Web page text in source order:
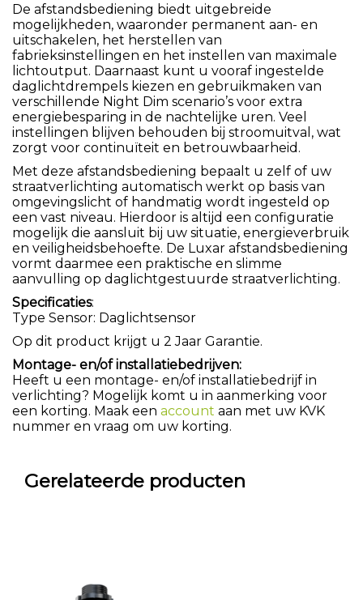
De afstandsbediening biedt uitgebreide
mogelijkheden, waaronder permanent aan- en
uitschakelen, het herstellen van
fabrieksinstellingen en het instellen van maximale
lichtoutput. Daarnaast kunt u vooraf ingestelde
daglichtdrempels kiezen en gebruikmaken van
verschillende Night Dim scenario’s voor extra
energiebesparing in de nachtelijke uren. Veel
instellingen blijven behouden bij stroomuitval, wat
zorgt voor continuïteit en betrouwbaarheid.
Met deze afstandsbediening bepaalt u zelf of uw
straatverlichting automatisch werkt op basis van
omgevingslicht of handmatig wordt ingesteld op
een vast niveau. Hierdoor is altijd een configuratie
mogelijk die aansluit bij uw situatie, energieverbruik
en veiligheidsbehoefte. De Luxar afstandsbediening
vormt daarmee een praktische en slimme
aanvulling op daglichtgestuurde straatverlichting.
Specificaties:
Type Sensor: Daglichtsensor
Op dit product krijgt u 2 Jaar Garantie.
Montage- en/of installatiebedrijven:
Heeft u een montage- en/of installatiebedrijf in
verlichting? Mogelijk komt u in aanmerking voor
een korting. Maak een account aan met uw KVK
nummer en vraag om uw korting.
Gerelateerde producten